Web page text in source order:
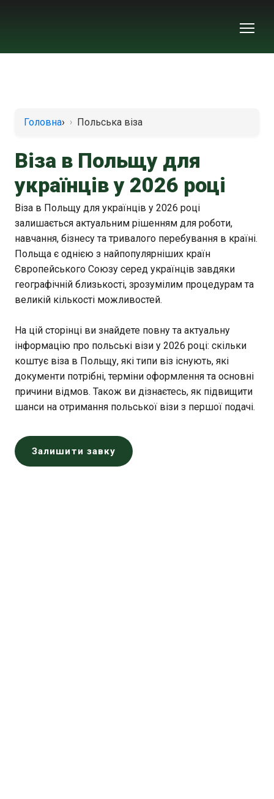
Головна› Польська віза
Віза в Польщу для
українців у 2026 році
Віза в Польщу для українців у 2026 році
залишається актуальним рішенням для роботи,
навчання, бізнесу та тривалого перебування в країні.
Польща є однією з найпопулярніших країн
Європейського Союзу серед українців завдяки
географічній близькості, зрозумілим процедурам та
великій кількості можливостей.
На цій сторінці ви знайдете повну та актуальну
інформацію про польські візи у 2026 році: скільки
коштує віза в Польщу, які типи віз існують, які
документи потрібні, терміни оформлення та основні
причини відмов. Також ви дізнаєтесь, як підвищити
шанси на отримання польської візи з першої подачі.
Залишити завку